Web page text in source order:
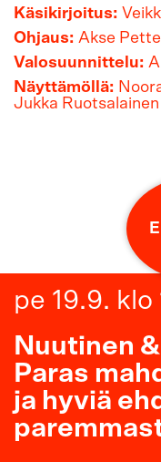
Käsikirjoitus:
Ohjaus: Akse
Valosuunnittelu:
Näyttämöllä:
Jukka Ruotsalainen
pe 19.9. klo
Nuutinen
Paras
ja hyviä